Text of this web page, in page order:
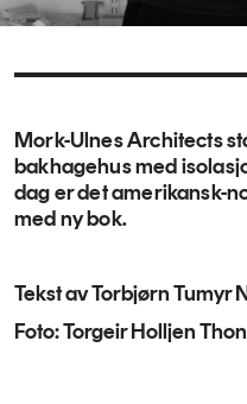
Mork-Ulnes Architects
bakhagehus med
dag er det amerikansk-
med ny bok.
Tekst av Torbjørn Tumyr
Foto: Torgeir Holljen Thon